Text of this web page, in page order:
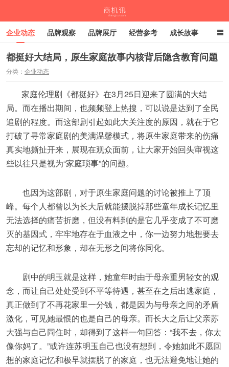
企业动态 品牌观察 品牌展厅 经营参考 成长故事
深度观察 伙伴计划
都挺好大结局，原生家庭故事内核背后隐含教育问题
分类： 企业动态
家庭伦理剧《都挺好》在3月25日迎来了圆满的大结
局。而在播出期间，也频频登上热搜，可以说是达到了全民
追剧的程度。而这部剧引起如此大关注度的原因，就在于它
打破了寻常家庭剧的美满温馨模式，将原生家庭带来的伤痛
真实地撕扯开来，展现在观众面前，让大家开始回头审视这
些以往只是视为“家庭琐事”的问题。
也因为这部剧，对于原生家庭问题的讨论被推上了顶
峰。每个人都曾以为长大后就能摆脱掉那些童年成长记忆里
无法选择的痛苦折磨，但没有料到的是它几乎变成了不可磨
灭的基因式，牢牢地存在于血液之中，你一边努力地想要去
忘却的记忆和形象，却在无形之间将你同化。
剧中的明玉就是这样，她童年时由于母亲重男轻女的观
念，而让自己处处受到不平等待遇，甚至在之后出逃家庭，
真正做到了不再花家里一分钱，都是因为与母亲之间的矛盾
激化，可见她最恨的也是自己的母亲。而长大之后让父亲苏
大强与自己同住时，却得到了这样一句回答：“我不去，你太
像你妈了。”或许连苏明玉自己也没有想到，令她如此不愿回
想的家庭记忆和极早就摆脱了的家庭，也无法避免地让她的